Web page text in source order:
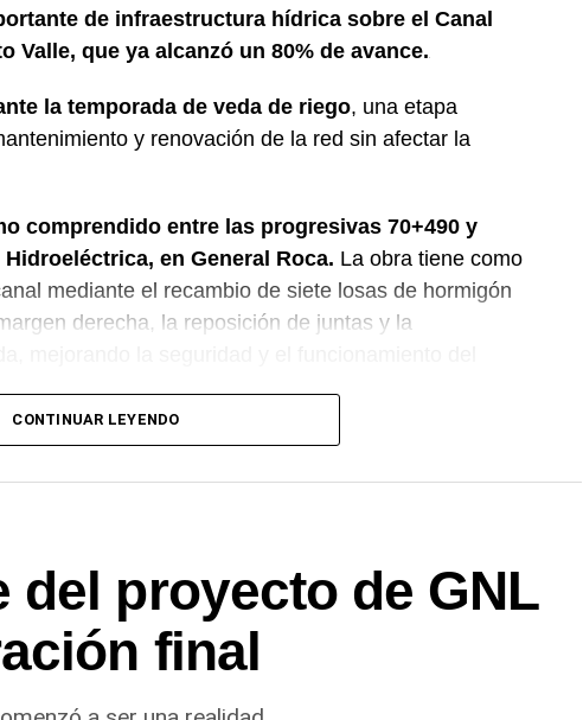
de infraestructura hídrica sobre el Canal
Valle, que ya alcanzó un 80% de avance.
la temporada de veda de riego, una etapa
y renovación de la red sin afectar la
comprendido entre las progresivas 70+490 y
en General Roca. La obra tiene como
mediante el recambio de siete losas de hormigón
derecha, la reposición de juntas y la
CONTINUAR LEYENDO
del proyecto de GNL
final